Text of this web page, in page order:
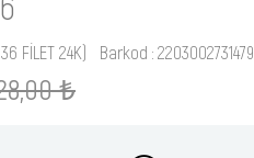
FİLET 24K) Barkod : 2203002731479
₺